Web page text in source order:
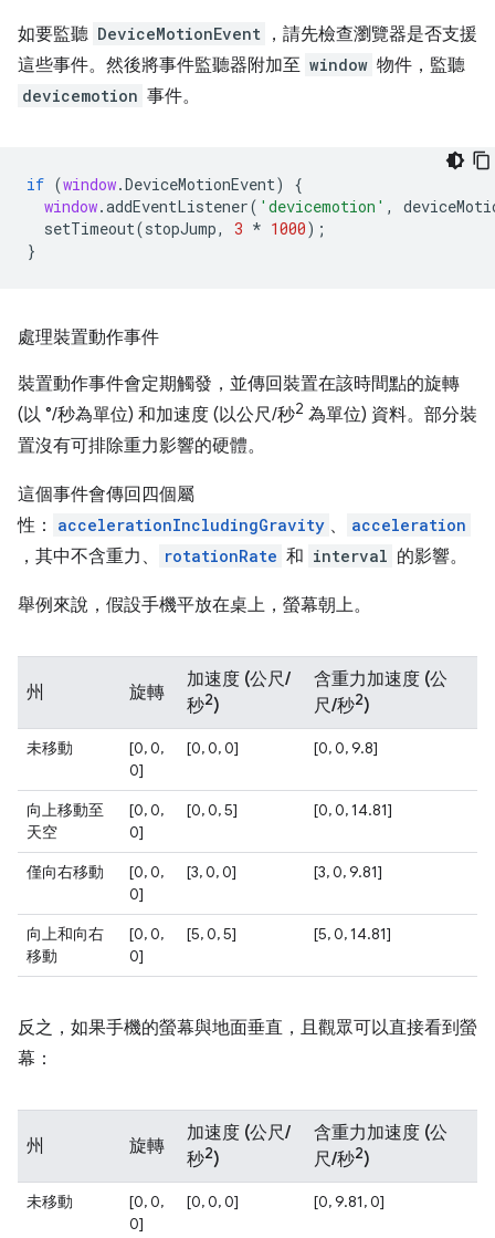
如要監聽 DeviceMotionEvent ，請先檢查瀏覽器是否支援
這些事件。然後將事件監聽器附加至 window 物件，監聽
devicemotion 事件。
if (window.DeviceMotionEvent)
{
window.addEventListener( 'devicemotion' ,
setTimeout(stopJump, 3 * 1000);
}
處理裝置動作事件
裝置動作事件會定期觸發，並傳回裝置在該時間點的旋轉
(以 °/秒為單位) 和加速度 (以公尺/秒2 為單位) 資料。部分裝
置沒有可排除重力影響的硬體。
這個事件會傳回四個屬
性：
accelerationIncludingGravity 、 acceleration
，其中不含重力、 rotationRate 和 interval 的影響。
舉例來說，假設手機平放在桌上，螢幕朝上。
州 旋轉
加速度 (公尺/
秒2)
含重力加速度 (公
尺/秒2)
未移動
[0, 0,
0]
[0, 0, 0] [0, 0, 9.8]
向上移動至
天空
[0, 0,
0]
[0, 0, 5] [0, 0, 14.81]
僅向右移動
[0, 0,
0]
[3, 0, 0] [3, 0, 9.81]
向上和向右
移動
[0, 0,
0]
[5, 0, 5] [5, 0, 14.81]
反之，如果手機的螢幕與地面垂直，且觀眾可以直接看到螢
幕：
州 旋轉
加速度 (公尺/
秒2)
含重力加速度 (公
尺/秒2)
未移動
[0, 0,
0]
[0, 0, 0] [0, 9.81, 0]